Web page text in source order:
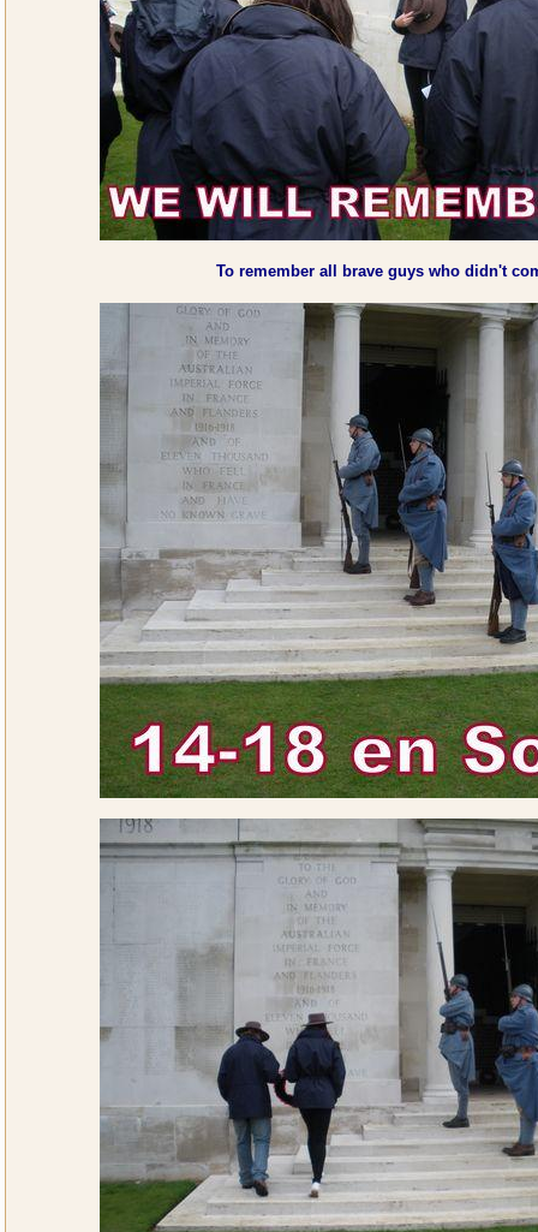
To remember all brave guys who didn't